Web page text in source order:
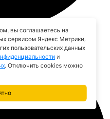
вы соглашаетесь на
сервисом Яндекс Метрики,
пользовательских данных
и
. Отключить cookies можно